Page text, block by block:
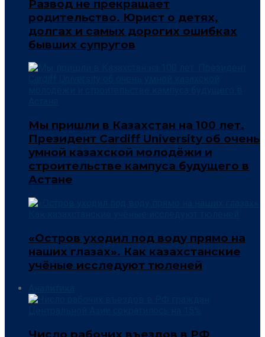
Развод не прекращает
родительство. Юрист о детях,
долгах и самых дорогих ошибках
бывших супругов
Мы пришли в Казахстан на 100 лет.
Президент Cardiff University об очень
умной казахской молодёжи и
строительстве кампуса будущего в
Астане
«Остров уходил под воду прямо на
наших глазах». Как казахстанские
учёные исследуют тюленей